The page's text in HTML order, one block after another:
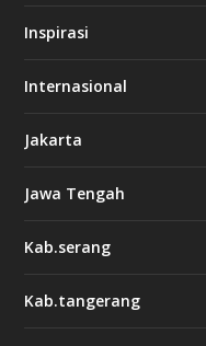
Inspirasi
Internasional
Jakarta
Jawa Tengah
Kab.serang
Kab.tangerang